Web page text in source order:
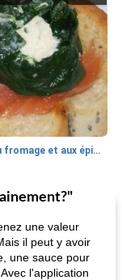
roulade au fromage et aux épinards
une valeur
il peut y avoir
une sauce pour
l'application